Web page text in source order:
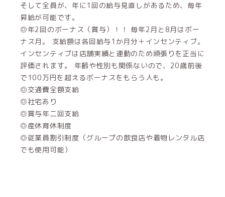
そして全員が、年に1回の給与見直しがあるため、毎年
昇給が可能です。
◎年2回のボーナス（賞与）！！ 毎年2月と8月はボー
ナス月。 支給額は各回給与1か月分＋インセンティブ。
インセンティブは店舗実績と連動のため頑張りを正当に
評価されます。 年齢や性別も関係ないので、20歳前後
で100万円を超えるボーナスをもらう人も。
◎交通費全額支給
◎社宅あり
◎賞与年二回支給
◎産休育休制度
◎従業員割引制度（グループの飲食店や着物レンタル店
でも使用可能）